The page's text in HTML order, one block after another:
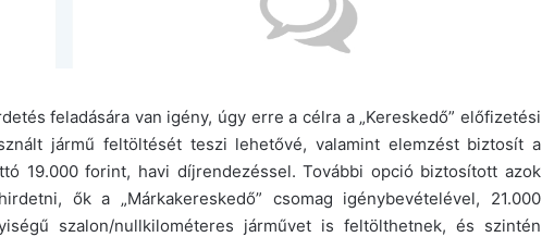
feladására van igény, úgy erre a célra a „Kereskedő” előfizetési
jármű feltöltését teszi lehetővé, valamint elemzést biztosít a
19.000 forint, havi díjrendezéssel. További opció biztosított azok
ők a „Márkakereskedő” csomag igénybevételével, 21.000
szalon/nullkilométeres járművet is feltölthetnek, és szintén